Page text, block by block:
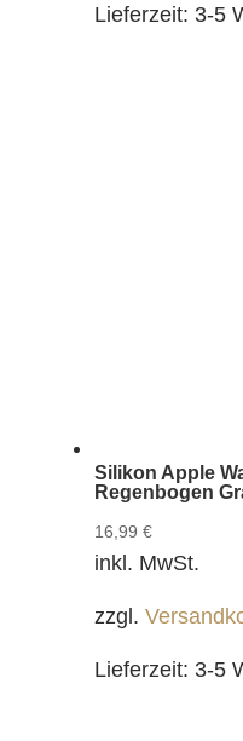
Lieferzeit: 3-5
Silikon Apple
Regenbogen
16,99 €
inkl. MwSt.
zzgl.
Lieferzeit: 3-5